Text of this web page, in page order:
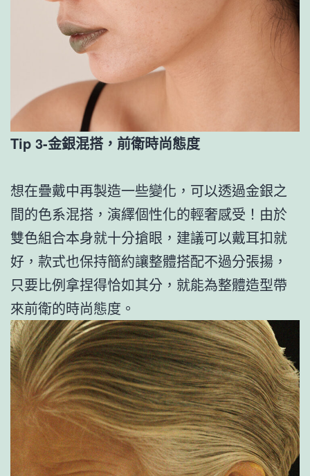
Tip 3-金銀混搭，前衛時尚態度
想在疊戴中再製造一些變化，可以透過金銀之
間的色系混搭，演繹個性化的輕奢感受！由於
雙色組合本身就十分搶眼，建議可以戴耳扣就
好，款式也保持簡約讓整體搭配不過分張揚，
只要比例拿捏得恰如其分，就能為整體造型帶
來前衛的時尚態度。